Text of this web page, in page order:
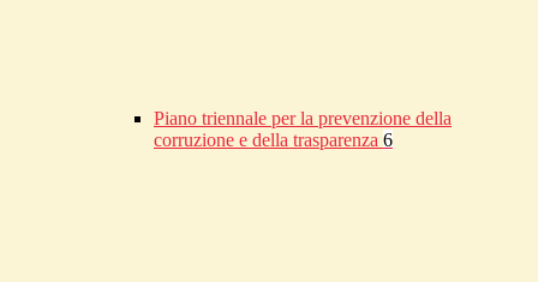
Piano triennale per la prevenzione della
corruzione e della trasparenza 6